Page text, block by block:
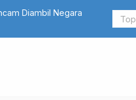
Negara
LAZ
Palestina